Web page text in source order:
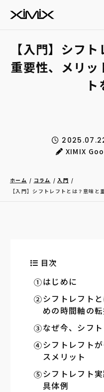
【入門】シフ
重要性、メリッ
XIMIX
ホーム コラム
入門
【入門】シフトレフトとは？意味
目次
はじめに
シフトレフト
めの時間軸の
なぜ今、シフ
シフトレフト
スメリット
シフトレフト
具体例